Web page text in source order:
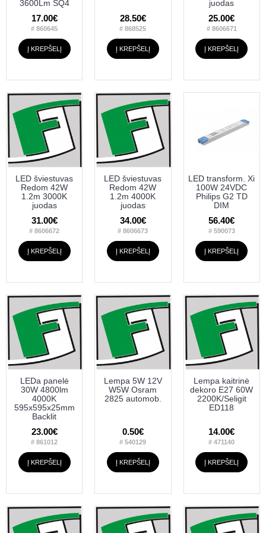
3600Lm SQ4
17.00€
# 860645
Į KREPŠELĮ
28.50€
# 868525
Į KREPŠELĮ
juodas
25.00€
# 8606671
Į KREPŠELĮ
LED šviestuvas
Redom 42W
1.2m 3000K
juodas
31.00€
# 8606672
Į KREPŠELĮ
LED šviestuvas
Redom 42W
1.2m 4000K
juodas
34.00€
# 8606673
Į KREPŠELĮ
LED transform. Xi
100W 24VDC
Philips G2 TD
DIM
56.40€
# 590073
Į KREPŠELĮ
LEDa panelė
30W 4800lm
4000K
595x595x25mm
Backlit
23.00€
# 861012
Į KREPŠELĮ
Lempa 5W 12V
W5W Osram
2825 automob.
0.50€
# 540129
Į KREPŠELĮ
Lempa kaitrinė
dekoro E27 60W
2200K/Seligit
ED118
14.00€
# 471140
Į KREPŠELĮ